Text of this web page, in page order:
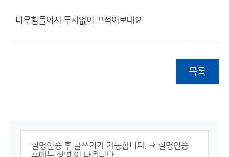
너무힘들어서 두서없이 끄적여보네요
목록